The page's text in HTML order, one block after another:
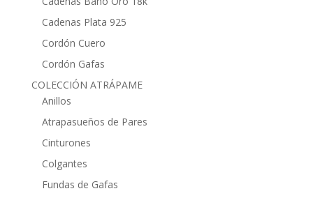
Cadenas Plata 925
Cordón Cuero
Cordón Gafas
COLECCIÓN ATRÁPAME
Anillos
Atrapasueños de Pares
Cinturones
Colgantes
Fundas de Gafas